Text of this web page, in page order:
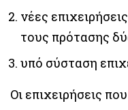
νέες
τους πρότασης
υπό σύσταση
Οι επιχειρήσεις